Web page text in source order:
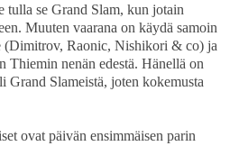
tulla se Grand Slam, kun jotain
Muuten vaarana on käydä samoin
(Dimitrov, Raonic, Nishikori & co) ja
Thiemin nenän edestä. Hänellä on
Grand Slameistä, joten kokemusta
ovat päivän ensimmäisen parin